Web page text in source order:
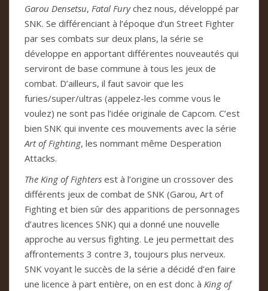
Garou Densetsu, Fatal Furychez nous, développé par
SNK. Se différenciant à l’époque d’un Street Fighter
par ses combats sur deux plans, la série se
développe en apportant différentes nouveautés qui
serviront de base commune à tous les jeux de
combat. D’ailleurs, il faut savoir que les
furies/super/ultras (appelez-les comme vous le
voulez) ne sont pas l’idée originale de Capcom. C’est
bien SNK qui invente ces mouvements avec la série
Art of Fighting, les nommant même Desperation
Attacks.
The King of Fighters est à l’origine un crossover des
différents jeux de combat de SNK (Garou, Art of
Fighting et bien sûr des apparitions de personnages
d’autres licences SNK) qui a donné une nouvelle
approche au versus fighting. Le jeu permettait des
affrontements 3 contre 3, toujours plus nerveux.
SNK voyant le succès de la série a décidé d’en faire
une licence à part entière, on en est donc à King of